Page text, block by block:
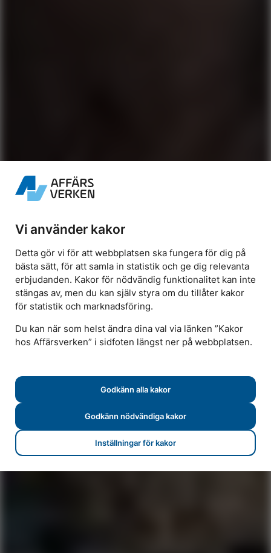
STADSNÄT
Smarta uppkopplade
dagar
Vi är filmen du streamar under
fredagsmyset, onlinemötet du håller och
fabriken som ser om någon glömt stänga ett
fönster. Smartare och säkrare infrastruktur
för ett digitalt uppkopplat Karlskrona.
Vi använder kakor
Detta gör vi för att webbplatsen ska fungera för dig på
bästa sätt, för att samla in statistik och ge dig relevanta
erbjudanden. Kakor för nödvändig funktionalitet kan inte
stängas av, men du kan själv styra om du tillåter kakor
för statistik och marknadsföring.
Du kan när som helst ändra dina val via länken ”Kakor
hos Affärsverken” i sidfoten längst ner på webbplatsen.
Godkänn alla kakor
Godkänn nödvändiga kakor
Inställningar för kakor